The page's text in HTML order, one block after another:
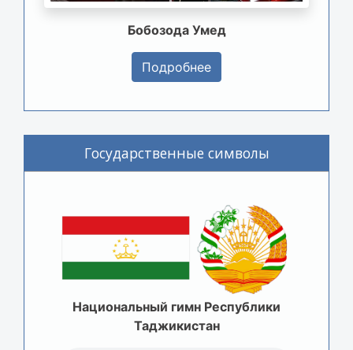
Бобозода Умед
Подробнее
Государственные символы
Национальный гимн Республики
Таджикистан